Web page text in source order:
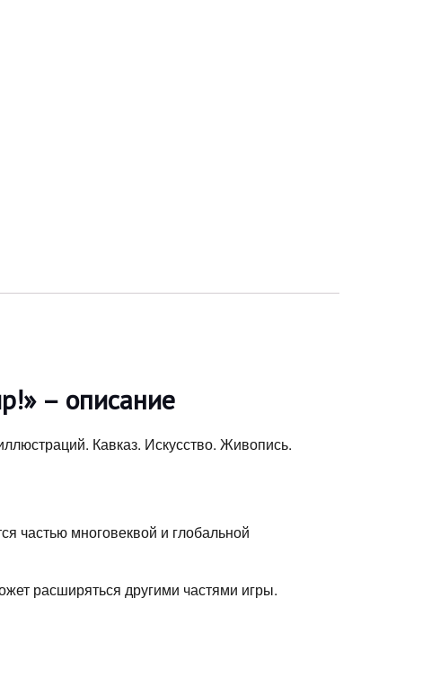
– описание
Кавказ. Искусство. Живопись.
частью многовеквой и глобальной
расширяться другими частями игры.